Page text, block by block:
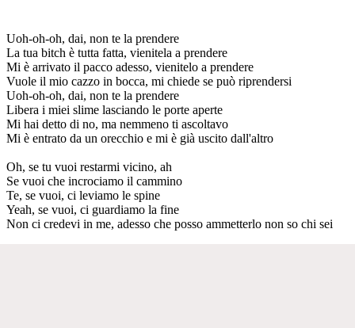
Uoh-oh-oh, dai, non te la prendere
La tua bitch è tutta fatta, vienitela a prendere
Mi è arrivato il pacco adesso, vienitelo a prendere
Vuole il mio cazzo in bocca, mi chiede se può riprendersi
Uoh-oh-oh, dai, non te la prendere
Libera i miei slime lasciando le porte aperte
Mi hai detto di no, ma nemmeno ti ascoltavo
Mi è entrato da un orecchio e mi è già uscito dall'altro
Oh, se tu vuoi restarmi vicino, ah
Se vuoi che incrociamo il cammino
Te, se vuoi, ci leviamo le spine
Yeah, se vuoi, ci guardiamo la fine
Non ci credevi in me, adesso che posso ammetterlo non so chi sei